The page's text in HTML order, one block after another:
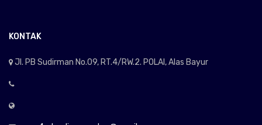
KONTAK
Jl. PB Sudirman No.09, RT.4/RW.2. POLAI, Alas Bayur